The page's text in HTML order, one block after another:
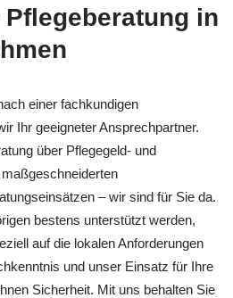
in
einer fachkundigen
Ihr geeigneter Ansprechpartner.
über Pflegegeld- und
– wir sind für Sie da.
bestens unterstützt werden,
auf die lokalen Anforderungen
und unser Einsatz für Ihre
Sicherheit. Mit uns behalten Sie